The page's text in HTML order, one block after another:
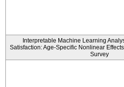
Interpretable Machine Learning
Satisfaction: Age-Specific Nonlinear
Survey